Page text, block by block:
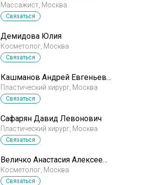
Массажист, Москва
Связаться
Демидова Юлия
Косметолог, Москва
Связаться
Кашманов Андрей Евгеньевич
Пластический хирург, Москва
Связаться
Сафарян Давид Левонович
Пластический хирург, Москва
Связаться
Величко Анастасия Алексеевна
Косметолог, Москва
Связаться